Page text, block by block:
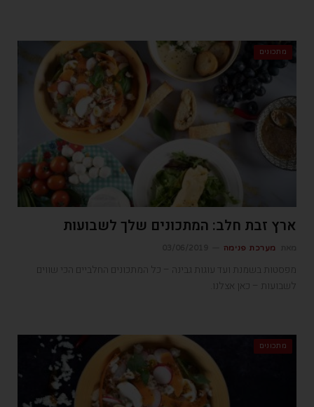
מתכונים
ארץ זבת חלב: המתכונים שלך לשבועות
מערכת פנימה
מפסטות בשמנת ועד עוגות גבינה – כל המתכונים החלביים הכי שווים
לשבועות – כאן אצלנו.
מתכונים